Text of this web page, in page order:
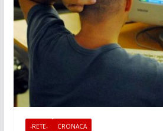
-RETE- CRONACA